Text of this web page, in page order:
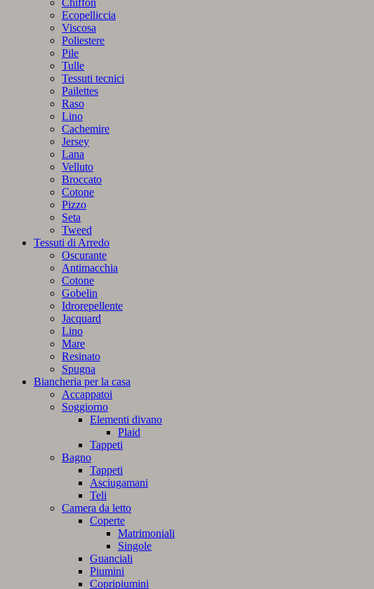
Chiffon
Ecopelliccia
Viscosa
Poliestere
Pile
Tulle
Tessuti tecnici
Pailettes
Raso
Lino
Cachemire
Jersey
Lana
Velluto
Broccato
Cotone
Pizzo
Seta
Tweed
Tessuti di Arredo
Oscurante
Antimacchia
Cotone
Gobelin
Idrorepellente
Jacquard
Lino
Mare
Resinato
Spugna
Biancheria per la casa
Accappatoi
Soggiorno
Elementi divano
Plaid
Tappeti
Bagno
Tappeti
Asciugamani
Teli
Camera da letto
Coperte
Matrimoniali
Singole
Guanciali
Piumini
Copripiumini